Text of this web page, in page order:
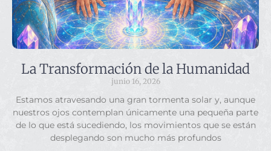
La Transformación de la Humanidad
junio 16, 2026
Estamos atravesando una gran tormenta solar y, aunque
nuestros ojos contemplan únicamente una pequeña parte
de lo que está sucediendo, los movimientos que se están
desplegando son mucho más profundos